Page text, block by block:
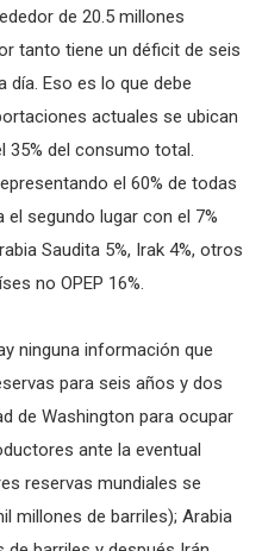
de 20.5 millones
tanto tiene un déficit de seis
día. Eso es lo que debe
actuales se ubican
35% del consumo total.
el 60% de todas
segundo lugar con el 7%
Saudita 5%, Irak 4%, otros
no OPEP 16%.
ninguna información que
para seis años y dos
de Washington para ocupar
ante la eventual
reservas mundiales se
millones de barriles); Arabia